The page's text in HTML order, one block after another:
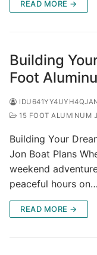
READ MORE →
Building
Foot
15 FOOT ALUMINUM
Building Your
Jon Boat Plans
weekend
peaceful hours on…
READ MORE →